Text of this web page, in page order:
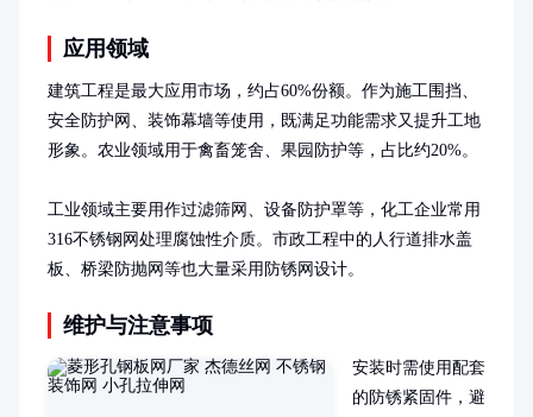
应用领域
建筑工程是最大应用市场，约占60%份额。作为施工围挡、
安全防护网、装饰幕墙等使用，既满足功能需求又提升工地
形象。农业领域用于禽畜笼舍、果园防护等，占比约20%。
工业领域主要用作过滤筛网、设备防护罩等，化工企业常用
316不锈钢网处理腐蚀性介质。市政工程中的人行道排水盖
板、桥梁防抛网等也大量采用防锈网设计。
维护与注意事项
安装时需使用配套
的防锈紧固件，避